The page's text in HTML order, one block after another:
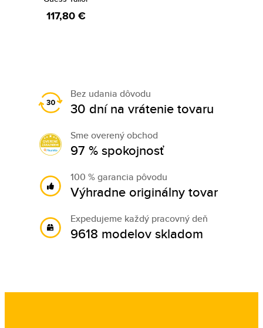
117,80 €
Bez udania dôvodu
30 dní na vrátenie tovaru
Sme overený obchod
97 % spokojnosť
100 % garancia pôvodu
Výhradne originálny tovar
Expedujeme každý pracovný deň
9618 modelov skladom